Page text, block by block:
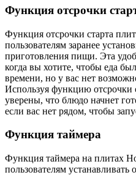
Функция отсрочки
Функция отсрочки старта
пользователям заранее
приготовления пищи. Эта
когда вы хотите, чтобы еда
времени, но у вас нет
Используя функцию отсрочки
уверены, что блюдо начнет
если вас нет рядом, чтобы
Функция таймера
Функция таймера на плитах
пользователям устанавливать